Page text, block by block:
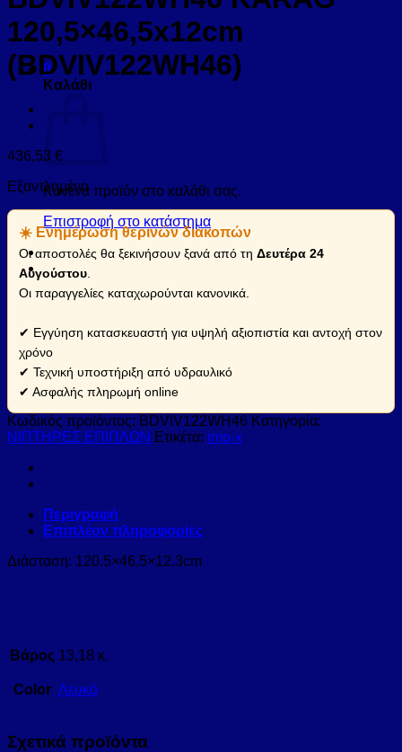
0
Καλάθι
Κανένα προϊόν στο καλάθι σας.
Επιστροφή στο κατάστημα
120,5×46,5x12cm
(BDVIV122WH46)
436,53 €
Εξαντλημένο
☀️ Ενημέρωση θερινών διακοπών
Οι αποστολές θα ξεκινήσουν ξανά από τη Δευτέρα 24
Αυγούστου
Οι παραγγελίες καταχωρούνται κανονικά.
✔ Εγγύηση κατασκευαστή για υψηλή αξιοπιστία και αντοχή στον
χρόνο
✔ Τεχνική υποστήριξη από υδραυλικό
✔ Ασφαλής πληρωμή online
Κωδικός προϊόντος: BDVIV122WH46 Κατηγορία:
ΝΙΠΤΗΡΕΣ ΕΠΙΠΛΩΝ Ετικέτα: imp-x
Περιγραφή
Επιπλέον πληροφορίες
Διάσταση: 120.5×46.5×12.3cm
Βάρος 13,18 κ.
Color Λευκό
Σχετικά προϊόντα